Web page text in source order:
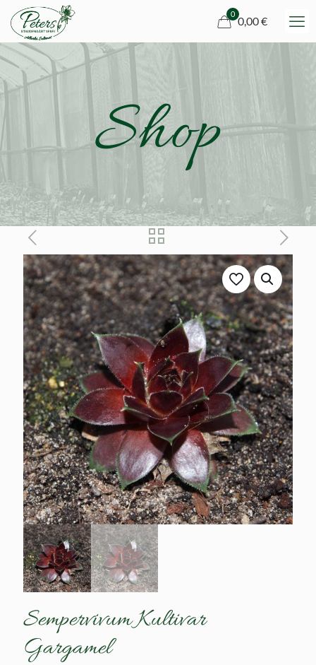
0
0,00 €
Shop
Sempervivum Kultivar
Gargamel